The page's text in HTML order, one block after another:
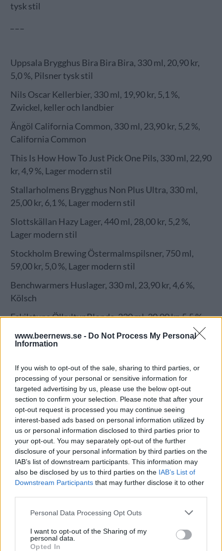
www.beernews.se - Do Not Process My Personal
Information
If you wish to opt-out of the sale, sharing to third parties, or
processing of your personal or sensitive information for
targeted advertising by us, please use the below opt-out
section to confirm your selection. Please note that after your
opt-out request is processed you may continue seeing
interest-based ads based on personal information utilized by
us or personal information disclosed to third parties prior to
your opt-out. You may separately opt-out of the further
disclosure of your personal information by third parties on the
IAB’s list of downstream participants. This information may
also be disclosed by us to third parties on the IAB’s List of
Downstream Participants that may further disclose it to other
Personal Data Processing Opt Outs
I want to opt-out of the Sharing of my
personal data.
Opted In
tysk stil
Uppsala Brygghus Bira Bira Bira, 330 ml, 20,90 kr,
5,0 %, Pilsner tysk stil
Nils Oscar Kellerbier, 330 ml, 19,90 kr, 5,1 %,
Zwickel, keller och landbier
Ängöl California Common, 330 ml, 23,90 kr, 5,2 %,
California Common
This Is How How To Just Pick One Pils, 330 ml, 22,90
kr, 4,9 %, Lager modern stil
Stallarholmens Brygghus Non Plus Ultra, 330 ml,
25,00 kr, 6,1 %, Lager modern stil
Slottskällan Hazy Lager, 440 ml, 28,00 kr, 5,2 %,
Lager modern stil
Stockholm Brewing Östermalmspilsner, 750 ml,
59,00 kr, 5,0 %, Lager modern stil
Benchwarmers Huslager, 330 ml, 23,90 kr, 4,6 %,
Kölsch
Eskilstuna Ölkultur Blonde, 330 ml, 30,00 kr, 5,5 %,
Bottenviken Den Låga Solen, 330 ml, 30,90 kr, 5,1 %,
_ _ _
Nils Oscar Sommar Saison 330 ml, 26,90 kr, 5,0 %,
Saison
Vreta Kloster Nunnans Skördeöl, 330 ml, 34,00 kr,
7,4 %, Saison
PangPang IPA, 440 ml, 50,00 kr, 4,4 %, Session IPA
Uppsala Brygghus Hopsession, 330 ml, 24,50 kr, 4,5
%, Session IPA
Tempel Brygghus Järtecken, 330 ml, 25,90 kr, 4,6 %,
Session IPA